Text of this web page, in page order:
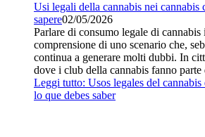
Usi legali della cannabis nei cannabis
sapere02/05/2026
Parlare di consumo legale di cannabis
comprensione di uno scenario che,
continua a generare molti dubbi. In
dove i club della cannabis fanno
Leggi tutto: Usos legales del
lo que debes saber